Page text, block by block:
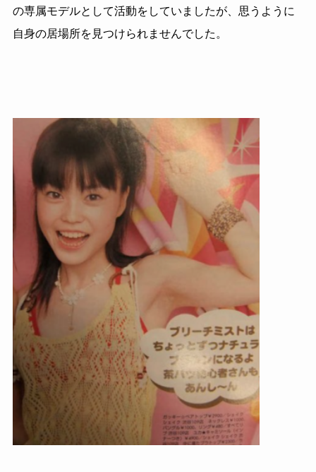
の専属モデルとして活動をしていましたが、思うように
自身の居場所を見つけられませんでした。